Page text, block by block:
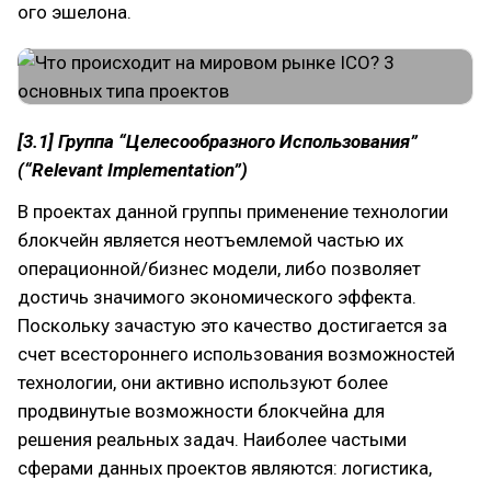
ого эшелона.
[3.1] Группа “Целесообразного Использования”
(“Relevant Implementation”)
В проектах данной группы применение технологии
блокчейн является неотъемлемой частью их
операционной/бизнес модели, либо позволяет
достичь значимого экономического эффекта.
Поскольку зачастую это качество достигается за
счет всестороннего использования возможностей
технологии, они активно используют более
продвинутые возможности блокчейна для
решения реальных задач. Наиболее частыми
сферами данных проектов являются: логистика,